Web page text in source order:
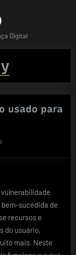
Digital
usado para
vulnerabilidade
sucedida de
recursos e
do usuário,
mais. Neste